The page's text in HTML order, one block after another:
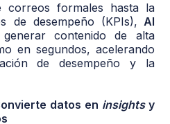
correos formales hasta la
de desempeño (KPIs), AI
contenido de alta
en segundos, acelerando
de desempeño y la
datos en insightsy